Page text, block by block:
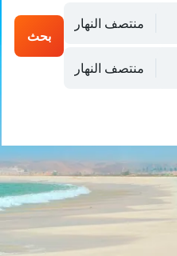
منتصف النهار
منتصف النهار
بحث